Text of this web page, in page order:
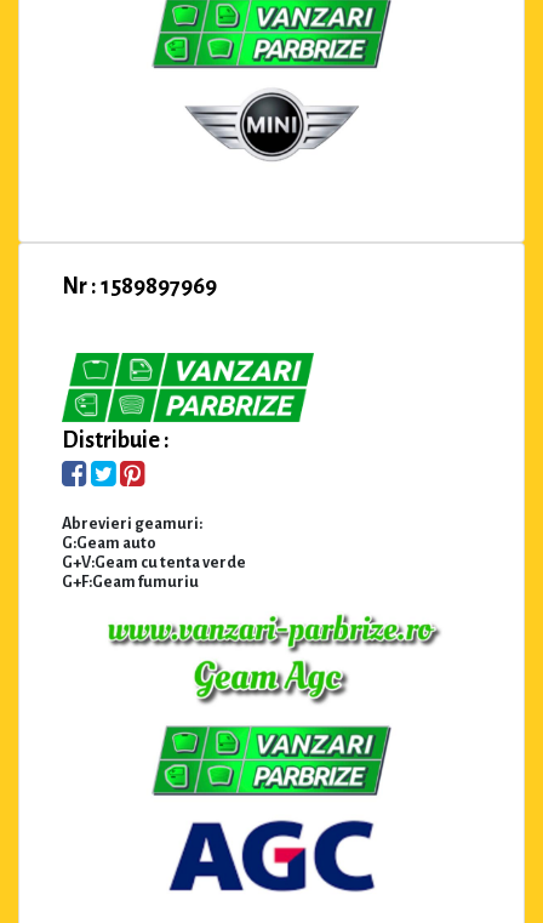
Nr : 1589897969
Distribuie :
Abrevieri geamuri:
G:Geam auto
G+V:Geam cu tenta verde
G+F:Geam fumuriu